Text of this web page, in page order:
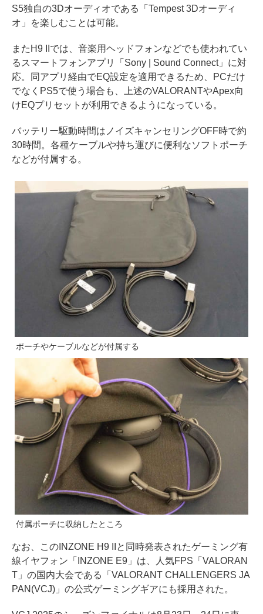
S5独自の3Dオーディオである「Tempest 3Dオーディ
オ」を楽しむことは可能。
またH9 IIでは、音楽用ヘッドフォンなどでも使われてい
るスマートフォンアプリ「Sony | Sound Connect」に対
応。同アプリ経由でEQ設定を適用できるため、PCだけ
でなくPS5で使う場合も、上述のVALORANTやApex向
けEQプリセットが利用できるようになっている。
バッテリー駆動時間はノイズキャンセリングOFF時で約
30時間。各種ケーブルや持ち運びに便利なソフトポーチ
などが付属する。
ポーチやケーブルなどが付属する
付属ポーチに収納したところ
なお、このINZONE H9 IIと同時発表されたゲーミング有
線イヤフォン「INZONE E9」は、人気FPS「VALORAN
T」の国内大会である「VALORANT CHALLENGERS JA
PAN(VCJ)」の公式ゲーミングギアにも採用された。